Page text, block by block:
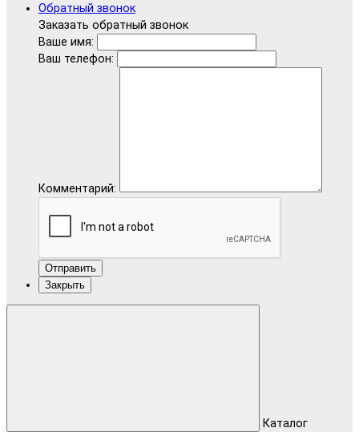
Обратный звонок
Заказать обратный звонок
Ваше имя:
Ваш телефон:
Комментарий:
Отправить
Закрыть
Каталог